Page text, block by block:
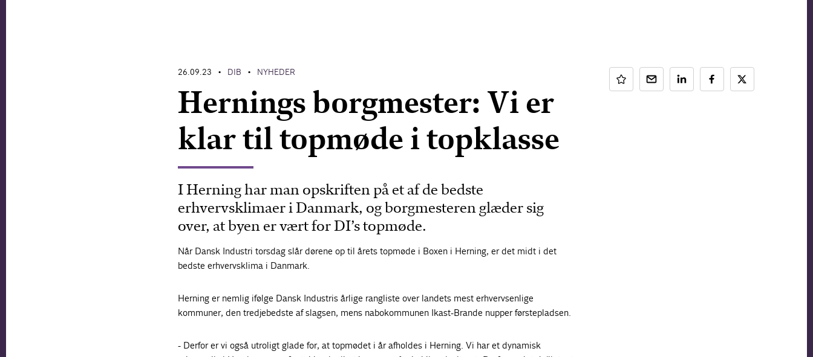
26.09.23 • DIB • NYHEDER
Hernings borgmester: Vi er
klar til topmøde i topklasse
I Herning har man opskriften på et af de bedste
erhvervsklimaer i Danmark, og borgmesteren glæder sig
over, at byen er vært for DI’s topmøde.
Når Dansk Industri torsdag slår dørene op til årets topmøde i Boxen i Herning, er det midt i det
bedste erhvervsklima i Danmark.
Herning er nemlig ifølge Dansk Industris årlige rangliste over landets mest erhvervsenlige
kommuner, den tredjebedste af slagsen, mens nabokommunen Ikast-Brande nupper førstepladsen.
- Derfor er vi også utroligt glade for, at topmødet i år afholdes i Herning. Vi har et dynamisk